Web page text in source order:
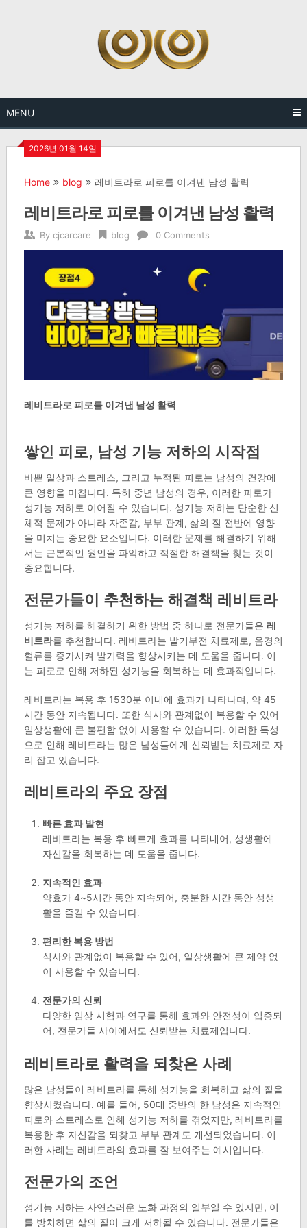
MENU
2026년 01월 14일
Home blog 레비트라로 피로를 이겨낸 남성 활력
레비트라로 피로를 이겨낸 남성 활력
By cjcarcare blog 0 Comments
레비트라로 피로를 이겨낸 남성 활력
쌓인 피로, 남성 기능 저하의 시작점
바쁜 일상과 스트레스, 그리고 누적된 피로는 남성의 건강에
큰 영향을 미칩니다. 특히 중년 남성의 경우, 이러한 피로가
성기능 저하로 이어질 수 있습니다. 성기능 저하는 단순한 신
체적 문제가 아니라 자존감, 부부 관계, 삶의 질 전반에 영향
을 미치는 중요한 요소입니다. 이러한 문제를 해결하기 위해
서는 근본적인 원인을 파악하고 적절한 해결책을 찾는 것이
중요합니다.
전문가들이 추천하는 해결책 레비트라
성기능 저하를 해결하기 위한 방법 중 하나로 전문가들은 레
비트라를 추천합니다. 레비트라는 발기부전 치료제로, 음경의
혈류를 증가시켜 발기력을 향상시키는 데 도움을 줍니다. 이
는 피로로 인해 저하된 성기능을 회복하는 데 효과적입니다.
레비트라는 복용 후 1530분 이내에 효과가 나타나며, 약 45
시간 동안 지속됩니다. 또한 식사와 관계없이 복용할 수 있어
일상생활에 큰 불편함 없이 사용할 수 있습니다. 이러한 특성
으로 인해 레비트라는 많은 남성들에게 신뢰받는 치료제로 자
리 잡고 있습니다.
레비트라의 주요 장점
빠른 효과 발현
레비트라는 복용 후 빠르게 효과를 나타내어, 성생활에
자신감을 회복하는 데 도움을 줍니다.
지속적인 효과
약효가 4~5시간 동안 지속되어, 충분한 시간 동안 성생
활을 즐길 수 있습니다.
편리한 복용 방법
식사와 관계없이 복용할 수 있어, 일상생활에 큰 제약 없
이 사용할 수 있습니다.
전문가의 신뢰
다양한 임상 시험과 연구를 통해 효과와 안전성이 입증되
어, 전문가들 사이에서도 신뢰받는 치료제입니다.
레비트라로 활력을 되찾은 사례
많은 남성들이 레비트라를 통해 성기능을 회복하고 삶의 질을
향상시켰습니다. 예를 들어, 50대 중반의 한 남성은 지속적인
피로와 스트레스로 인해 성기능 저하를 겪었지만, 레비트라를
복용한 후 자신감을 되찾고 부부 관계도 개선되었습니다. 이
러한 사례는 레비트라의 효과를 잘 보여주는 예시입니다.
전문가의 조언
성기능 저하는 자연스러운 노화 과정의 일부일 수 있지만, 이
를 방치하면 삶의 질이 크게 저하될 수 있습니다. 전문가들은